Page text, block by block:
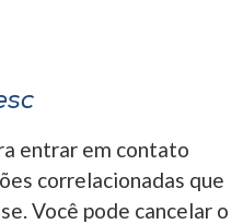
entrar em contato
correlacionadas que
Você pode cancelar o